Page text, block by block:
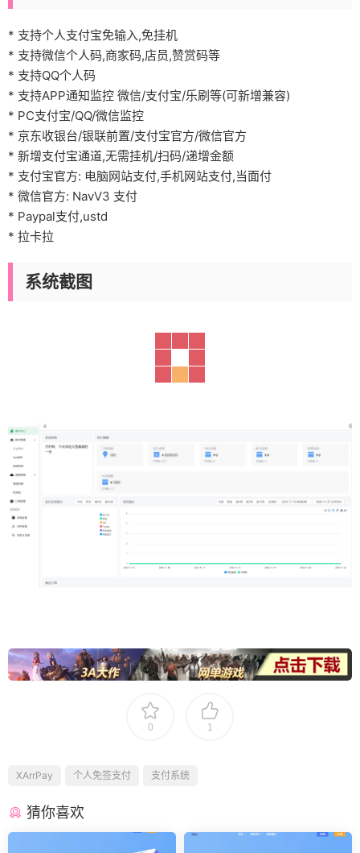
* 支持个人支付宝免输入,免挂机
* 支持微信个人码,商家码,店员,赞赏码等
* 支持QQ个人码
* 支持APP通知监控 微信/支付宝/乐刷等(可新增兼容)
* PC支付宝/QQ/微信监控
* 京东收银台/银联前置/支付宝官方/微信官方
* 新增支付宝通道,无需挂机/扫码/递增金额
* 支付宝官方: 电脑网站支付,手机网站支付,当面付
* 微信官方: NavV3 支付
* Paypal支付,ustd
* 拉卡拉
系统截图
0 1
XArrPay 个人免签支付 支付系统
猜你喜欢